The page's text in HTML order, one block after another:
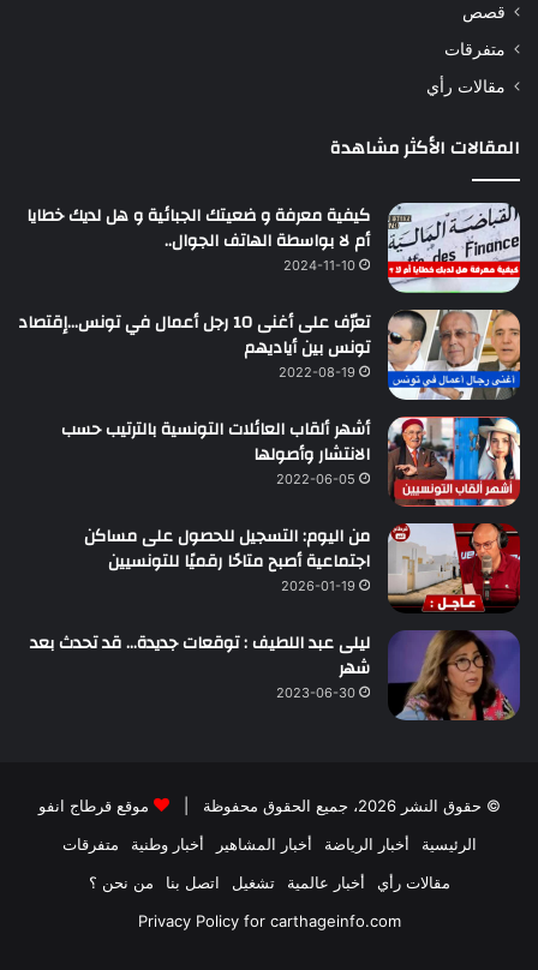
قصص
متفرقات
مقالات رأي
المقالات الأكثر مشاهدة
كيفية معرفة و ضعيتك الجبائية و هل لديك خطايا
أم لا بواسطة الهاتف الجوال..
2024-11-10
تعرّف على أغنى 10 رجل أعمال في تونس…إقتصاد
تونس بين أياديهم
2022-08-19
أشهر ألقاب العائلات التونسية بالترتيب حسب
الانتشار وأصولها
2022-06-05
من اليوم: التسجيل للحصول على مساكن
اجتماعية أصبح متاحًا رقميًا للتونسيين
2026-01-19
ليلى عبد اللطيف : توقعات جديدة… قد تحدث بعد
شهر
2023-06-30
© حقوق النشر 2026، جميع الحقوق محفوظة |
موقع قرطاج انفو
الرئيسية
أخبار الرياضة أخبار المشاهير أخبار وطنية
متفرقات
مقالات رأي
أخبار عالمية تشغيل اتصل بنا
من نحن ؟
Privacy Policy for carthageinfo.com